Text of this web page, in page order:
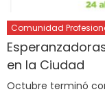
Comunidad
en la Ciudad
Octubre terminó